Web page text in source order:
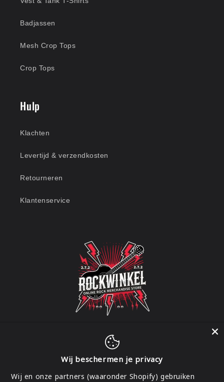
Badjassen
Mesh Crop Tops
Crop Tops
Hulp
Klachten
Levertijd & verzendkosten
Retourneren
Klantenservice
FacebookInstagram
Wij beschermen je privacy
Wij en onze partners (waaronder Shopify) gebruiken